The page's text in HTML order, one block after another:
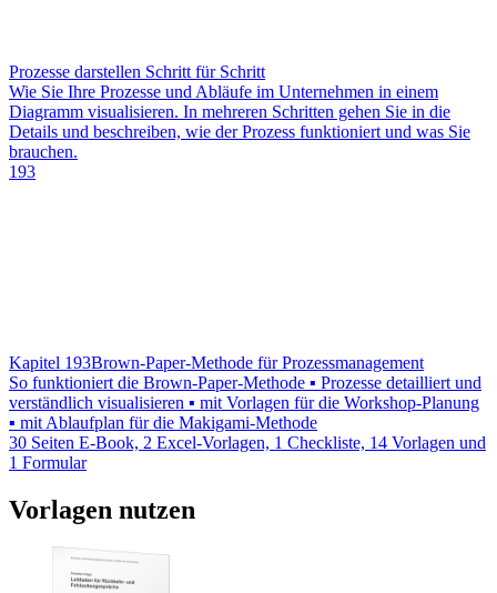
Prozesse darstellen Schritt für Schritt
Wie Sie Ihre Prozesse und Abläufe im Unternehmen in einem
Diagramm visualisieren. In mehreren Schritten gehen Sie in die
Details und beschreiben, wie der Prozess funktioniert und was Sie
brauchen.
193
Kapitel 193Brown-Paper-Methode für Prozessmanagement
So funktioniert die Brown-Paper-Methode ▪ Prozesse detailliert und
verständlich visualisieren ▪ mit Vorlagen für die Workshop-Planung
▪ mit Ablaufplan für die Makigami-Methode
30 Seiten E-Book, 2 Excel-Vorlagen, 1 Checkliste, 14 Vorlagen und
1 Formular
Vorlagen nutzen